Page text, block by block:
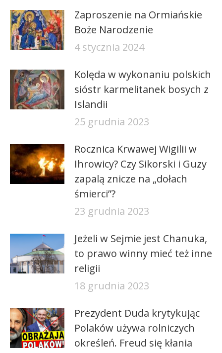
Zaproszenie na Ormiańskie
Boże Narodzenie
4 stycznia 2024
Kolęda w wykonaniu polskich
sióstr karmelitanek bosych z
Islandii
25 grudnia 2023
Rocznica Krwawej Wigilii w
Ihrowicy? Czy Sikorski i Guzy
zapalą znicze na „dołach
śmierci”?
23 grudnia 2023
Jeżeli w Sejmie jest Chanuka,
to prawo winny mieć też inne
religii
18 grudnia 2023
Prezydent Duda krytykując
Polaków używa rolniczych
określeń. Freud się kłania